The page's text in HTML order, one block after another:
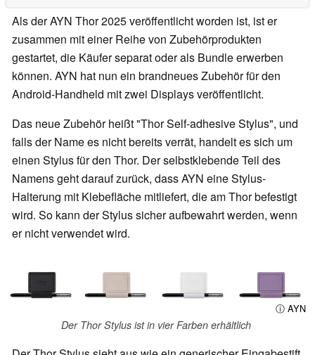
Als der AYN Thor 2025 veröffentlicht worden ist, ist er
zusammen mit einer Reihe von Zubehörprodukten
gestartet, die Käufer separat oder als Bundle erwerben
können. AYN hat nun ein brandneues Zubehör für den
Android-Handheld mit zwei Displays veröffentlicht.
Das neue Zubehör heißt "Thor Self-adhesive Stylus", und
falls der Name es nicht bereits verrät, handelt es sich um
einen Stylus für den Thor. Der selbstklebende Teil des
Namens geht darauf zurück, dass AYN eine Stylus-
Halterung mit Klebefläche mitliefert, die am Thor befestigt
wird. So kann der Stylus sicher aufbewahrt werden, wenn
er nicht verwendet wird.
ⓘ AYN
Der Thor Stylus ist in vier Farben erhältlich